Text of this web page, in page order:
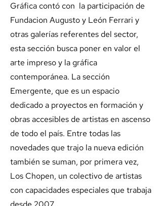
Gráfica contó con la participación de
Fundacion Augusto y León Ferrari y
otras galerías referentes del sector,
esta sección busca poner en valor el
arte impreso y la gráfica
contemporánea. La sección
Emergente, que es un espacio
dedicado a proyectos en formación y
obras accesibles de artistas en ascenso
de todo el país. Entre todas las
novedades que trajo la nueva edición
también se suman, por primera vez,
Los Chopen, un colectivo de artistas
con capacidades especiales que trabaja